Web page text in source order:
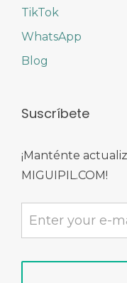
TikTok
WhatsApp
Blog
Suscríbete
¡Manténte
MIGUIPIL.COM!